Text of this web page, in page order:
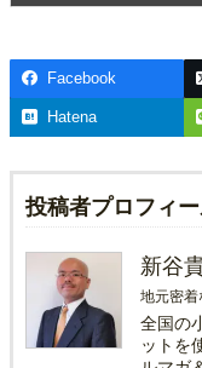
Facebook
Hatena
投稿者プロフィ
新谷
地元密着
全国の
ットを